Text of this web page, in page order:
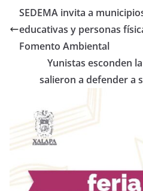
SEDEMA invita a
educativas y personas
Fomento Ambiental
Yunistas esconden
salieron a defender a